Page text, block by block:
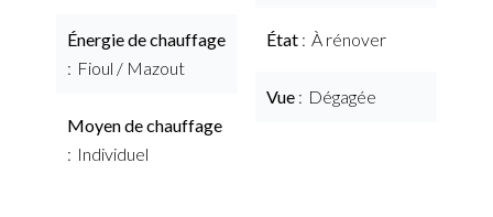
Énergie de chauffage
Fioul / Mazout
Moyen de chauffage
Individuel
État À rénover
Vue Dégagée